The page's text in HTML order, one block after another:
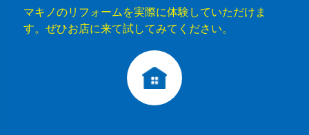
マキノのリフォームを実際に体験していただけま
す。ぜひお店に来て試してみてください。